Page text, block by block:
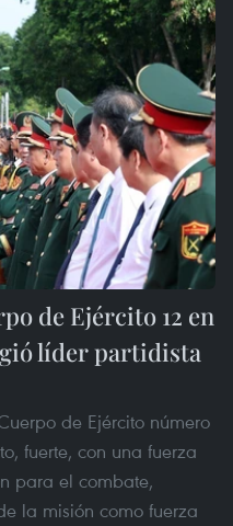
de Ejército 12 en
líder partidista
de Ejército número
fuerte, con una fuerza
para el combate,
la misión como fuerza